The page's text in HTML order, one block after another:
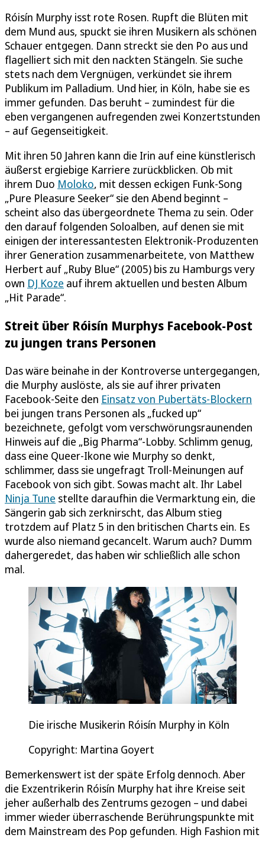
Róisín Murphy isst rote Rosen. Rupft die Blüten mit
dem Mund aus, spuckt sie ihren Musikern als schönen
Schauer entgegen. Dann streckt sie den Po aus und
flagelliert sich mit den nackten Stängeln. Sie suche
stets nach dem Vergnügen, verkündet sie ihrem
Publikum im Palladium. Und hier, in Köln, habe sie es
immer gefunden. Das beruht – zumindest für die
eben vergangenen aufregenden zwei Konzertstunden
– auf Gegenseitigkeit.
Mit ihren 50 Jahren kann die Irin auf eine künstlerisch
äußerst ergiebige Karriere zurückblicken. Ob mit
ihrem Duo Moloko, mit dessen eckigen Funk-Song
„Pure Pleasure Seeker“ sie den Abend beginnt –
scheint also das übergeordnete Thema zu sein. Oder
den darauf folgenden Soloalben, auf denen sie mit
einigen der interessantesten Elektronik-Produzenten
ihrer Generation zusammenarbeitete, von Matthew
Herbert auf „Ruby Blue“ (2005) bis zu Hamburgs very
own DJ Koze auf ihrem aktuellen und besten Album
„Hit Parade“.
Streit über Róisín Murphys Facebook-Post
zu jungen trans Personen
Das wäre beinahe in der Kontroverse untergegangen,
die Murphy auslöste, als sie auf ihrer privaten
Facebook-Seite den Einsatz von Pubertäts-Blockern
bei jungen trans Personen als „fucked up“
bezeichnete, gefolgt vom verschwörungsraunenden
Hinweis auf die „Big Pharma“-Lobby. Schlimm genug,
dass eine Queer-Ikone wie Murphy so denkt,
schlimmer, dass sie ungefragt Troll-Meinungen auf
Facebook von sich gibt. Sowas macht alt. Ihr Label
Ninja Tune stellte daraufhin die Vermarktung ein, die
Sängerin gab sich zerknirscht, das Album stieg
trotzdem auf Platz 5 in den britischen Charts ein. Es
wurde also niemand gecancelt. Warum auch? Dumm
dahergeredet, das haben wir schließlich alle schon
mal.
Die irische Musikerin Róisín Murphy in Köln
Copyright: Martina Goyert
Bemerkenswert ist der späte Erfolg dennoch. Aber
die Exzentrikerin Róisín Murphy hat ihre Kreise seit
jeher außerhalb des Zentrums gezogen – und dabei
immer wieder überraschende Berührungspunkte mit
dem Mainstream des Pop gefunden. High Fashion mit